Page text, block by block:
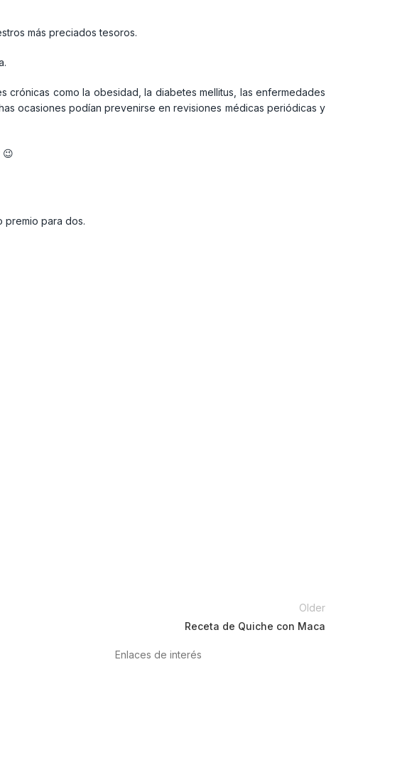
más preciados tesoros.
crónicas como la obesidad, la diabetes mellitus, las enfermedades
ocasiones podían prevenirse en revisiones médicas periódicas y
😉
premio para dos.
Older
Receta de Quiche con Maca
Enlaces de interés